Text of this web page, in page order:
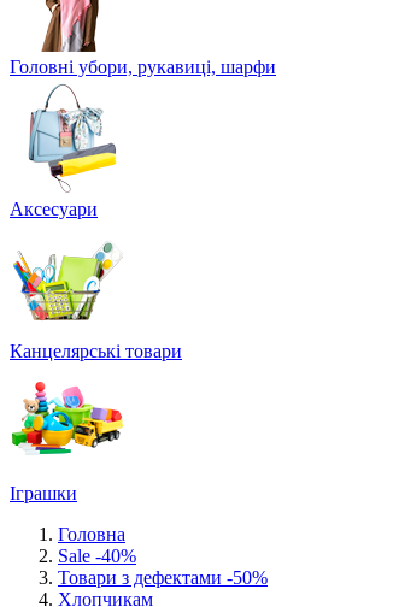
Головні убори, рукавиці, шарфи
Аксесуари
Канцелярські товари
Іграшки
Головна
Sale -40%
Товари з дефектами -50%
Хлопчикам